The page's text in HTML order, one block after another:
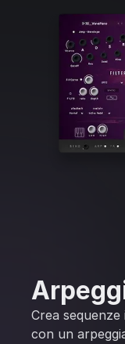
Crea
con un